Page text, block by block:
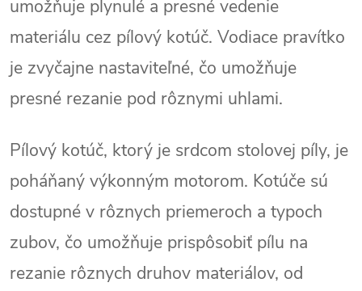
umožňuje plynulé a presné vedenie
materiálu cez pílový kotúč. Vodiace pravítko
je zvyčajne nastaviteľné, čo umožňuje
presné rezanie pod rôznymi uhlami.
Pílový kotúč, ktorý je srdcom stolovej píly, je
poháňaný výkonným motorom. Kotúče sú
dostupné v rôznych priemeroch a typoch
zubov, čo umožňuje prispôsobiť pílu na
rezanie rôznych druhov materiálov, od